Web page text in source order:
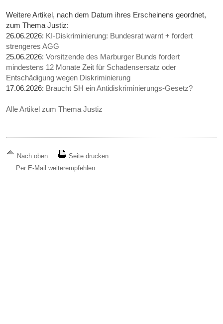
Weitere Artikel, nach dem Datum ihres Erscheinens geordnet,
zum Thema Justiz:
26.06.2026: KI-Diskriminierung: Bundesrat warnt + fordert
strengeres AGG
25.06.2026:Vorsitzende des Marburger Bunds fordert
mindestens 12 Monate Zeit für Schadensersatz oder
Entschädigung wegen Diskriminierung
17.06.2026: Braucht SH ein Antidiskriminierungs-Gesetz?
Alle Artikel zum Thema Justiz
Nach oben
Seite drucken
Per E-Mail weiterempfehlen